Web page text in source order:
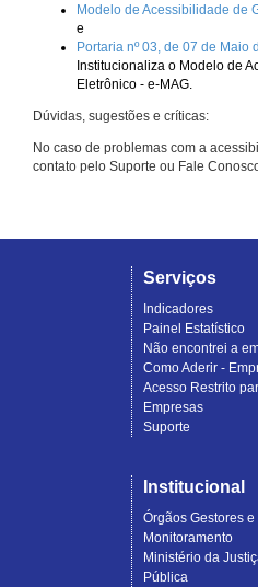
Modelo de Acessibilidade de
e
Portaria nº 03, de 07 de Maio
Institucionaliza o Modelo de
Eletrônico - e-MAG.
Dúvidas, sugestões e críticas:
No caso de problemas com a
contato pelo Suporte ou Fale
Serviços
Indicadores
Painel Estatístico
Não encontrei a
Como Aderir -
Acesso Restrito
Empresas
Suporte
Institucional
Órgãos Gestores e
Monitoramento
Ministério da
Pública